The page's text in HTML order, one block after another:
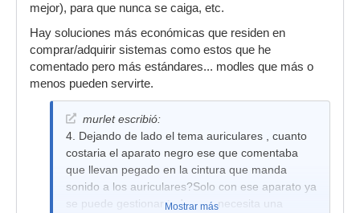
mejor), para que nunca se caiga, etc.
Hay soluciones más económicas que residen en
comprar/adquirir sistemas como estos que he
comentado pero más estándares... modles que más o
menos pueden servirte.
murlet escribió:
4. Dejando de lado el tema auriculares , cuanto
costaria el aparato negro ese que comentaba
que llevan pegado en la cintura que manda
sonido a los auriculares?Solo con ese aparato ya
se puede gestionar todo o se necesita una
Mostrar más